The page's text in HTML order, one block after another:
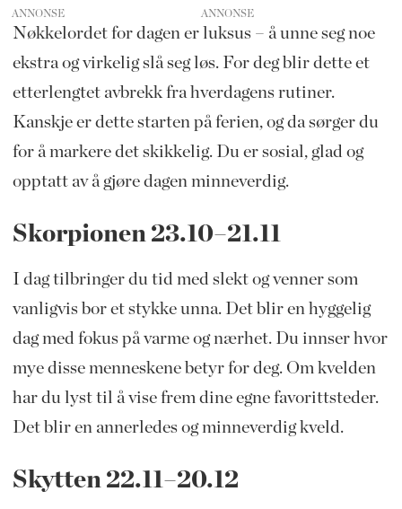
ANNONSE
Nøkkelordet for dagen er luksus – å unne seg noe
ekstra og virkelig slå seg løs. For deg blir dette et
etterlengtet avbrekk fra hverdagens rutiner.
Kanskje er dette starten på ferien, og da sørger du
for å markere det skikkelig. Du er sosial, glad og
opptatt av å gjøre dagen minneverdig.
Skorpionen 23.10–21.11
I dag tilbringer du tid med slekt og venner som
vanligvis bor et stykke unna. Det blir en hyggelig
dag med fokus på varme og nærhet. Du innser hvor
mye disse menneskene betyr for deg. Om kvelden
har du lyst til å vise frem dine egne favorittsteder.
Det blir en annerledes og minneverdig kveld.
Skytten 22.11–20.12